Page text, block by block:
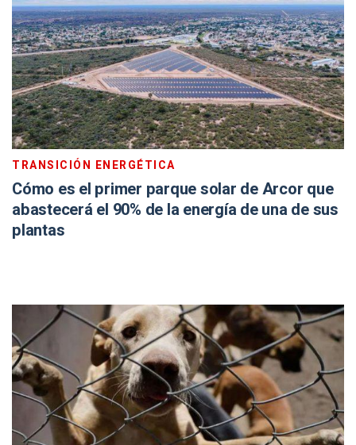
TRANSICIÓN ENERGÉTICA
Cómo es el primer parque solar de Arcor que
abastecerá el 90% de la energía de una de sus
plantas